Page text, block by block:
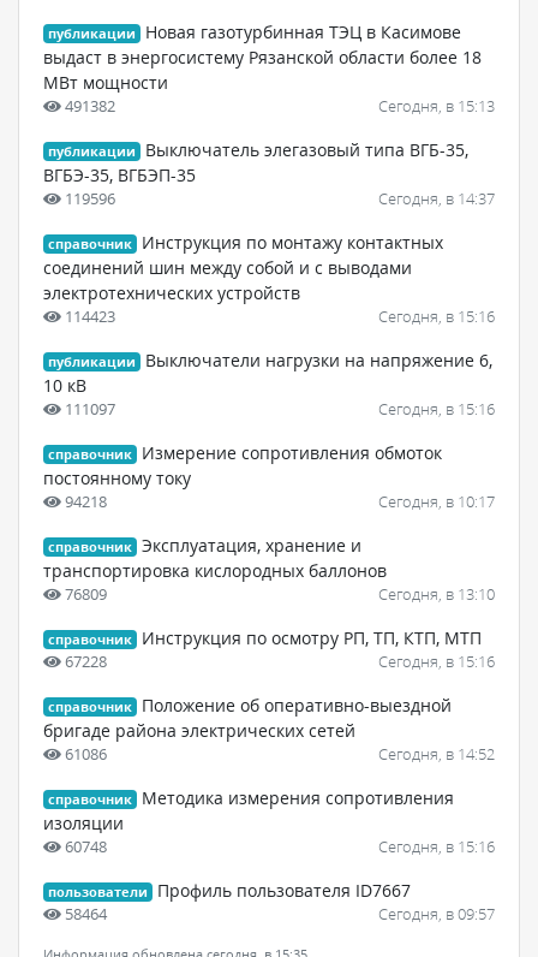
публикации
Новая газотурбинная ТЭЦ в Касимове
выдаст в энергосистему Рязанской области более 18
МВт мощности
491382 Сегодня, в 15:13
публикации
Выключатель элегазовый типа ВГБ-35,
ВГБЭ-35, ВГБЭП-35
119596 Сегодня, в 14:37
справочник
Инструкция по монтажу контактных
соединений шин между собой и с выводами
электротехнических устройств
114423 Сегодня, в 15:16
публикации
Выключатели нагрузки на напряжение 6,
10 кВ
111097 Сегодня, в 15:16
справочник
Измерение сопротивления обмоток
постоянному току
94218 Сегодня, в 10:17
справочник Эксплуатация, хранение и
транспортировка кислородных баллонов
76809 Сегодня, в 13:10
справочник Инструкция по осмотру РП, ТП, КТП, МТП
67228 Сегодня, в 15:16
справочник
Положение об оперативно-выездной
бригаде района электрических сетей
61086 Сегодня, в 14:52
справочник
Методика измерения сопротивления
изоляции
60748 Сегодня, в 15:16
пользователи Профиль пользователя ID7667
58464 Сегодня, в 09:57